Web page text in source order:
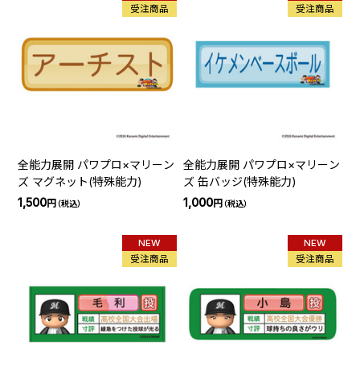
受注商品
全能力展開 パワプロ×マリーン
ズ マグネット(特殊能力)
1,500円（税込）
受注商品
全能力展開 パワプロ×マリーン
ズ 缶バッジ(特殊能力)
1,000円（税込）
NEW
受注商品
NEW
受注商品